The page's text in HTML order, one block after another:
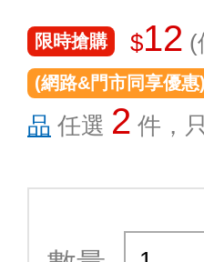
限時搶購 $12 (
(網路&門市同享優
品 任選 2 件，